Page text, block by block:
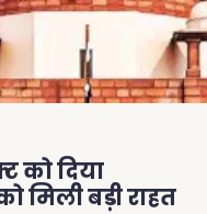
को दिया
मिली बड़ी राहत